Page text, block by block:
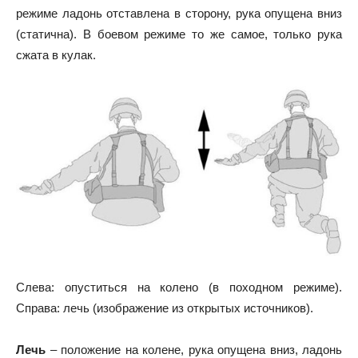
режиме ладонь отставлена в сторону, рука опущена вниз
(статична). В боевом режиме то же самое, только рука
сжата в кулак.
Слева: опуститься на колено (в походном режиме).
Справа: лечь (изображение из открытых источников).
Лечь – положение на колене, рука опущена вниз, ладонь